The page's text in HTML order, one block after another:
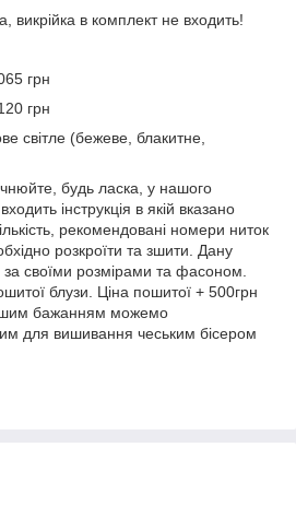
викрійка в комплект не входить!
грн
грн
світле (бежеве, блакитне,
будь ласка, у нашого
інструкція в якій вказано
рекомендовані номери ниток
розкроїти та зшити. Дану
за своїми розмірами та фасоном.
блузи. Ціна пошитої + 500грн
бажанням можемо
для вишивання чеським бісером